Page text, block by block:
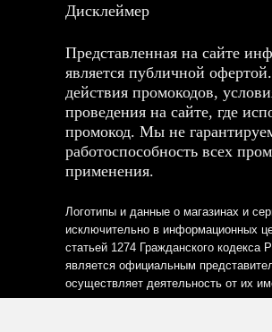
Дисклеймер
Представленная на сайте
является публичной
действия промокодов,
проведения на сайте, где
промокод. Мы не
работоспособность всех
применения.
Логотипы и данные о магазинах и
исключительно в информационных
статьей 1274 Гражданского кодекса
является официальным
осуществляет деятельность от их